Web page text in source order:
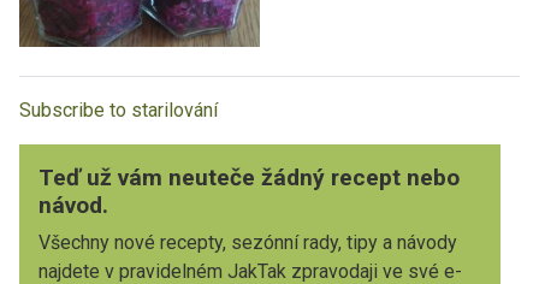
Subscribe to starilování
Teď už vám neuteče žádný recept nebo
návod.
Všechny nové recepty, sezónní rady, tipy a návody
najdete v pravidelném JakTak zpravodaji ve své e-